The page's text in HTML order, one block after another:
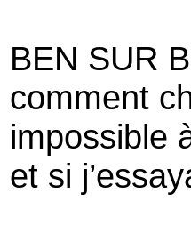
BEN SUR
comment
impossible
et si